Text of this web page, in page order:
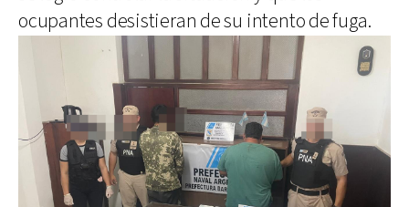
ocupantes desistieran de su intento de fuga.